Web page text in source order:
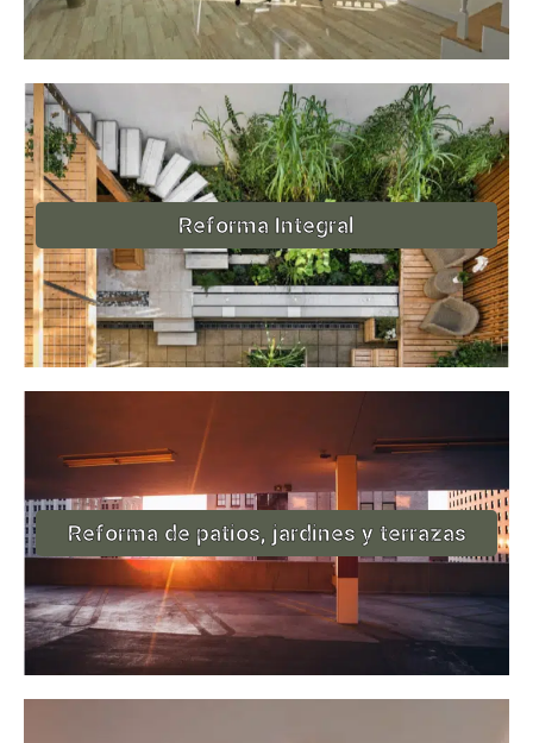
Reforma Integral
Reforma de patios, jardines y terrazas